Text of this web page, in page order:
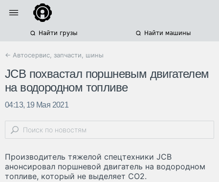
Найти грузы Найти машины
← Автосервис, запчасти, шины
JCB похвастал поршневым двигателем
на водородном топливе
04:13, 19 Мая 2021
Производитель тяжелой спецтехники JCB
анонсировал поршневой двигатель на водородном
топливе, который не выделяет CO2.